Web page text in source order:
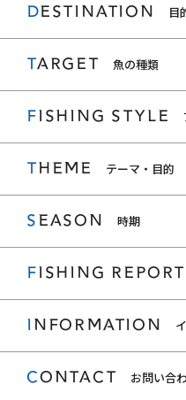
DESTINATION 目
TARGET 魚の種類
FISHING STYLE
THEME テーマ・目的
SEASON 時期
FISHING REPORT
INFORMATION
CONTACT お問い合